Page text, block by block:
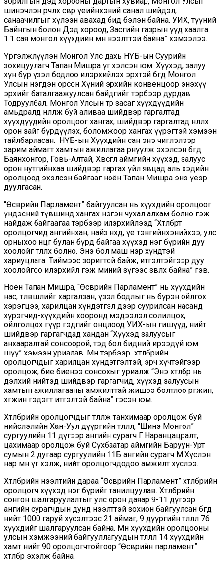
шинэчлэн өөрчлөх өсвөр үеийнхэний санал шийдэл,
санаачилгыг хүлээн авахад бид бэлэн байна. УИХ, түүний
Байнгын болон Дэд хороод, Засгийн газрын үүд хаалга
1.1 сая монгол хүүхдийн өмнө нээлттэй байна” хэмээлээ.
Үргэлжлүүлэн Монгол Улс дахь НҮБ-ын Суурийн
зохицуулагч Тапан Мишра үг хэлсэн юм. Хүүхэд, залуу
хүн бүр үзэл бодлоо илэрхийлэх эрхтэй бөгөөд Монгол
Улсын нэгдэн орсон Хүний эрхийн конвенцоор энэхүү
эрхийг баталгаажуулсан байдгийг тэрбээр дурдав.
Тодруулбал, Монгол Улсын төр засаг хүүхдүүдийн
амьдралд нөлөөлж буй аливаа шийдвэр гаргалтад
хүүхдүүдийн оролцоог хангах, шийдвэр гаргалтад нөлөөлөх
орон зайг бүрдүүлэх, боломжоор хангах үүрэгтэй хэмээн
тайлбарласан. НҮБ-ын Хүүхдийн сан энэ чиглэлээр
зарим аймагт хамтын ажиллагаа өрнүүлж эхэлсэн бөгөөд
Баянхонгор, Говь-Алтай, Хөвсгөл аймгийн хүүхэд, залуус
орон нутгийнхаа шийдвэр гаргах үйл явцад аль хэдийн
оролцоод эхэлсэн байгааг ноён Тапан Мишра энэ үеэр
дуулгасан.
“Өсвөрийн Парламент” байгуулсан нь хүүхдийн оролцоог
үндэсний түвшинд хангах нэгэн чухал алхам болно гэж
найдаж байгаагаа тэрбээр илэрхийлээд “Хөтөлбөрт
оролцогчид ангийнхан, найз нөхөд, үе тэнгийнхэнийхээ, улс
орныхоо өнцөг булан бүрд байгаа хүүхэд нэг бүрийн дуу
хоолойг төлөөлөх болно. Энэ бол маш нэр хүндтэй
хариуцлага. Тиймээс зоригтой байж, итгэлтэйгээр дуу
хоолойгоо илэрхийл гэж миний зүгээс зөвлөх байна” гэв.
Ноён Тапан Мишра, “Өсвөрийн Парламент” нь хүүхдийн
нас, төлөвшлийг харгалзан, үзэл бодлыг нь бүрэн ойлгох
хэрэгцээ, харилцан хүндэтгэл дээр суурилсан насанд
хүрэгчид-хүүхдийн хооронд мэдээлэл солилцох,
ойлголцох гүүр гэдгийг онцлоод УИХ-ын гишүүд, нийт
шийдвэр гаргагчдад хандан “Хүүхэд залуусыг
анхааралтай сонсоорой, тэд бол бидний ирээдүй юм
шүү” хэмээн уриалав. Мөн тэрбээр хөтөлбөрийн
оролцогчдыг харилцан хүндэтгэлтэй, эрч хүчтэйгээр
оролцож, бие биенээ сонсохыг уриалж “Энэ хөтөлбөр нь
дэлхий нийтэд шийдвэр гаргагчид, хүүхэд залуусын
хамтын ажиллагааны амжилттай жишээ болтлоо өргөжин,
хөгжинө гэдэгт итгэлтэй байна” гэсэн юм.
Хөтөлбөрийн оролцогчдыг төлөөлж танхимаар оролцож буй
нийслэлийн Хан-Уул дүүргийн төлөөлөл, “Шинэ Монгол”
сургуулийн 11 дүгээр ангийн сурагч Г.Наранцацралт,
цахимаар оролцож буй Сүхбаатар аймгийн Баруун-Урт
сумын 2 дугаар сургуулийн 11Б ангийн сурагч М.Хүслэн
нар мөн үг хэлж, нийт оролцогчдодоо амжилт хүслээ.
Хөтөлбөрийн нээлтийн дараа “Өсвөрийн Парламент” хөтөлбөрийн
оролцогч хүүхэд нэг бүрийг танилцуулав. Хөтөлбөрийн
сонгон шалгаруулалтыг улс орон даяар 9-11 дүгээр
ангийн сурагчдын дунд нээлттэй зохион байгуулсан бөгөөд
нийт 1000 гаруй хүсэлтээс 21 аймаг, 9 дүүргийн төлөөлөл 76
хүүхдийг шалгаруулсан байна. Мөн хүүхдийн оролцооны
улсын хэмжээний байгууллагуудын төлөөлөл 14 хүүхдийн
хамт нийт 90 оролцогчтойгоор “Өсвөрийн парламент”
хөтөлбөр эхэлж байна.